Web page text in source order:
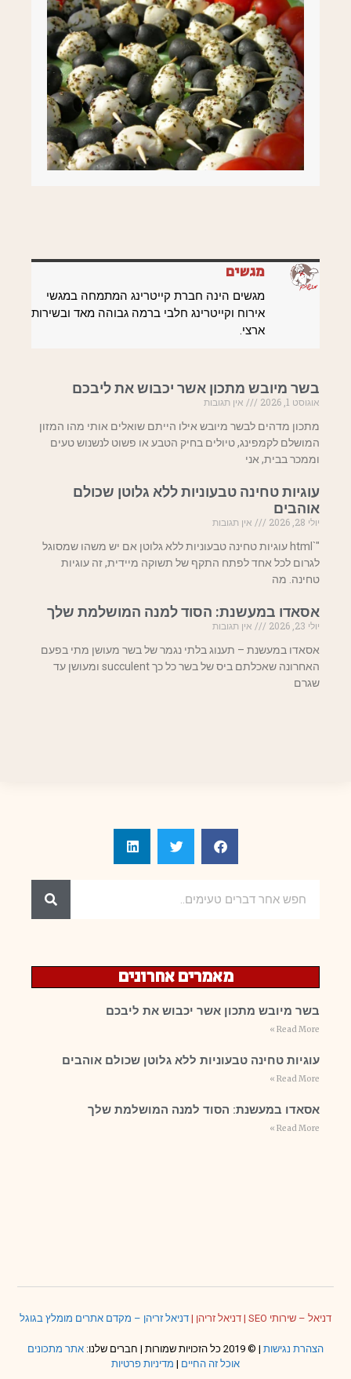
מגשים
מגשים הינה חברת קייטרינג המתמחה במגשי
אירוח וקייטרינג חלבי ברמה גבוהה מאד ובשירות
ארצי.
בשר מיובש מתכון אשר יכבוש את ליבכם
אוגוסט 1, 2026
אין תגובות
מתכון מדהים לבשר מיובש אילו הייתם שואלים אותי מהו המזון
המושלם לקמפינג, טיולים בחיק הטבע או פשוט לנשנוש טעים
וממכר בבית, אני
עוגיות טחינה טבעוניות ללא גלוטן שכולם
אוהבים
יולי 28, 2026
אין תגובות
"`html עוגיות טחינה טבעוניות ללא גלוטן אם יש משהו שמסוגל
לגרום לכל אחד לפתח התקף של תשוקה מיידית, זה עוגיות
טחינה. מה
אסאדו במעשנת: הסוד למנה המושלמת שלך
יולי 23, 2026
אין תגובות
אסאדו במעשנת – תענוג בלתי נגמר של בשר מעושן מתי בפעם
האחרונה שאכלתם ביס של בשר כל כך succulent ומעושן עד
שגרם
מאמרים אחרונים
בשר מיובש מתכון אשר יכבוש את ליבכם
Read More »
עוגיות טחינה טבעוניות ללא גלוטן שכולם אוהבים
Read More »
אסאדו במעשנת: הסוד למנה המושלמת שלך
Read More »
דניאל – שירותי SEO | דניאל זריהן | דניאל זריהן – מקדם אתרים מומלץ בגוגל
הצהרת נגישות | © 2019 כל הזכויות שמורות | חברים שלנו:
אתר מתכונים
אוכל זה החיים | מדיניות פרטיות